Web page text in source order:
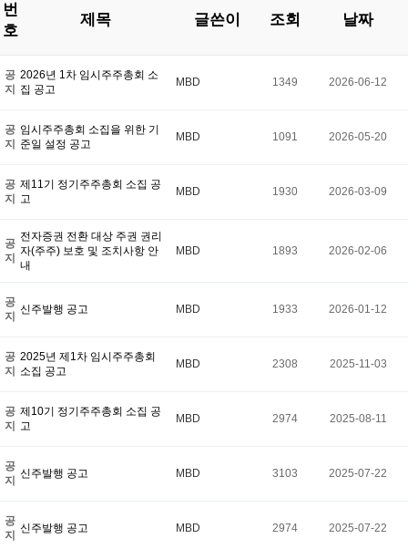
번
호
제목 글쓴이 조회 날짜
공
지
2026년 1차 임시주주총회 소
집 공고
MBD 1349 2026-06-12
공
지
임시주주총회 소집을 위한 기
준일 설정 공고
MBD 1091 2026-05-20
공
지
제11기 정기주주총회 소집 공
고
MBD 1930 2026-03-09
공
지
전자증권 전환 대상 주권 권리
자(주주) 보호 및 조치사항 안
내
MBD 1893 2026-02-06
공
지
신주발행 공고 MBD 1933 2026-01-12
공
지
2025년 제1차 임시주주총회
소집 공고
MBD 2308 2025-11-03
공
지
제10기 정기주주총회 소집 공
고
MBD 2974 2025-08-11
공
지
신주발행 공고 MBD 3103 2025-07-22
공
지
신주발행 공고 MBD 2974 2025-07-22